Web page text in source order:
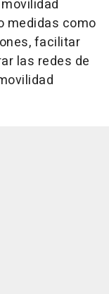
medidas como
facilitar
las redes de